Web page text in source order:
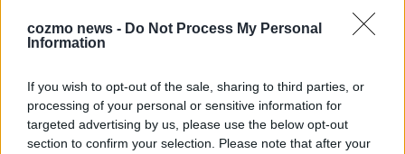
cozmo news - Do Not Process My Personal
Information
If you wish to opt-out of the sale, sharing to third parties, or
processing of your personal or sensitive information for
targeted advertising by us, please use the below opt-out
section to confirm your selection. Please note that after your